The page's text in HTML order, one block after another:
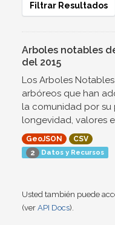
Filtrar Resultados
Arboles notables
del 2015
Los Arboles
arbóreos que han
la comunidad por su
longevidad, valores
GeoJSON
CSV
2 Datos y Recursos
Usted también puede
(ver API Docs).